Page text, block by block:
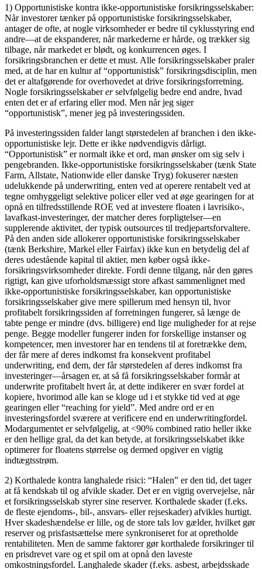
1) Opportunistiske kontra ikke-opportunistiske forsikringsselskaber:
Når investorer tænker på opportunistiske forsikringsselskaber,
antager de ofte, at nogle virksomheder er bedre til cyklusstyring end
andre—at de ekspanderer, når markederne er hårde, og trækker sig
tilbage, når markedet er blødt, og konkurrencen øges. I
forsikringsbranchen er dette et must. Alle forsikringsselskaber praler
med, at de har en kultur af “opportunistisk” forsikringsdisciplin, men
det er altafgørende for overhovedet at drive forsikringsforretning.
Nogle forsikringsselskabererselvfølgelig bedre end andre, hvad
enten det er af erfaring eller mod. Men når jeg siger
“opportunistisk”, mener jeg på investeringssiden.
På investeringssiden falder langt størstedelen af ​​branchen i den ikke-
opportunistiske lejr. Dette er ikke nødvendigvis dårligt.
“Opportunistisk” er normalt ikke et ord, man ønsker om sig selv i
pengebranden. Ikke-opportunistiske forsikringsselskaber (tænk State
Farm, Allstate, Nationwide eller danske Tryg) fokuserer næsten
udelukkende på underwriting, enten ved at operere rentabelt ved at
tegne omhyggeligt selektive policer eller ved at øge gearingen for at
opnå en tilfredsstillende ROE ved at investere floaten i lavrisiko-,
lavafkast-investeringer, der matcher deres forpligtelser—en
supplerende aktivitet, der typisk outsources til tredjepartsforvaltere.
På den anden side allokerer opportunistiske forsikringsselskaber
(tænk Berkshire, Markel eller Fairfax) ikke kun en betydelig del af
deres udestående kapital til aktier, men køber også ikke-
forsikringsvirksomheder direkte. Fordi denne tilgang, når den gøres
rigtigt, kan give uforholdsmæssigt store afkast sammenlignet med
ikke-opportunistiske forsikringsselskaber, kan opportunistiske
forsikringsselskaber give mere spillerum med hensyn til, hvor
profitabelt forsikringssiden af ​​forretningen fungerer, så længe de
tabte penge er mindre (dvs. billigere) end lige muligheder for at rejse
penge. Begge modeller fungerer inden for forskellige instanser og
kompetencer, men investorer har en tendens til at foretrække dem,
der får mere af deres indkomst fra konsekvent profitabel
underwriting, end dem, der får størstedelen af ​​deres indkomst fra
investeringer—årsagen er, at så få forsikringsselskaber formår at
underwrite profitabelt hvert år, at dette indikerer en svær fordel at
kopiere, hvorimod alle kan se kloge ud i et stykke tid ved at øge
gearingen eller “reaching for yield”. Med andre ord er en
investeringsfordel sværere at verificere end en underwritingfordel.
Modargumentet er selvfølgelig, at <90% combined ratio heller ikke
er den hellige gral, da det kan betyde, at forsikringsselskabet ikke
optimerer for floatens størrelse og dermed opgiver en vigtig
indtægtsstrøm.
2) Korthalede kontra langhalede risici: “Halen” er den tid, det tager
at få kendskab til og afvikle skader. Det er en vigtig overvejelse, når
et forsikringsselskab styrer sine reserver. Korthalede skader (f.eks.
de fleste ejendoms-, bil-, ansvars- eller rejseskader) afvikles hurtigt.
Hver skadeshændelse er lille, og de store tals lov gælder, hvilket gør
reserver og prisfastsættelse mere synkroniseret for at opretholde
rentabiliteten. Men de samme faktorer gør korthalede forsikringer til
en prisdrevet vare og et spil om at opnå den laveste
omkostningsfordel. Langhalede skader (f.eks. asbest, arbejdsskade